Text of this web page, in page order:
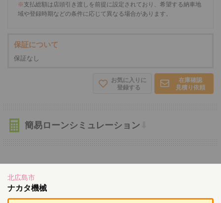
※支払総額は店頭引き渡しを前提に設定されており、希望する納車地
域や登録時期などの条件に応じて異なる場合があります。
保証について
保証なし
在庫確認
見積り依頼
お気に入りに
登録する
簡易ローンシミュレーション
北広島市
ナカタ機械